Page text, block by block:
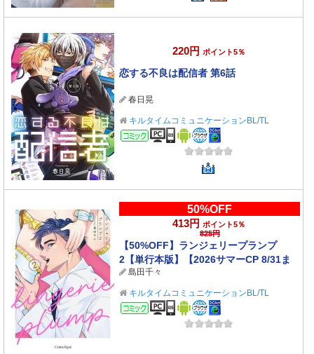
220円 ポイント5％
恋する不良は配信者 第6話
春日晃
キルタイムコミュニケーションBL/TL
コミック
50%OFF
413円 ポイント5％
825円
【50%OFF】ランジェリープランプ
2【単行本版】【2026サマーCP 8/31ま
で】島田千々
キルタイムコミュニケーションBL/TL
コミック